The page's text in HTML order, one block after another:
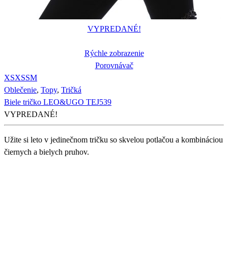
VYPREDANÉ!
Rýchle zobrazenie
Porovnávač
XSXSSM
Oblečenie, Topy, Tričká
Biele tričko LEO&UGO TEJ539
VYPREDANÉ!
Užite si leto v jedinečnom tričku so skvelou potlačou a kombináciou
čiernych a bielych pruhov.